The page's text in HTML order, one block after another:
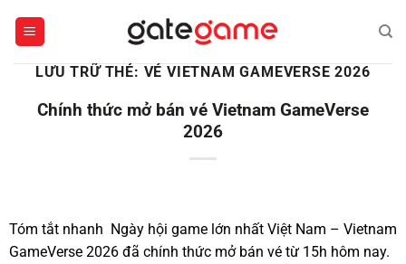
LƯU TRỮ THẺ: VÉ VIETNAM GAMEVERSE 2026
Chính thức mở bán vé Vietnam GameVerse
2026
Tóm tắt nhanh Ngày hội game lớn nhất Việt Nam – Vietnam
GameVerse 2026 đã chính thức mở bán vé từ 15h hôm nay.